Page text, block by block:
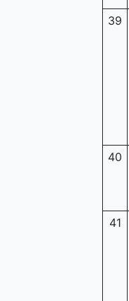
39
40
41